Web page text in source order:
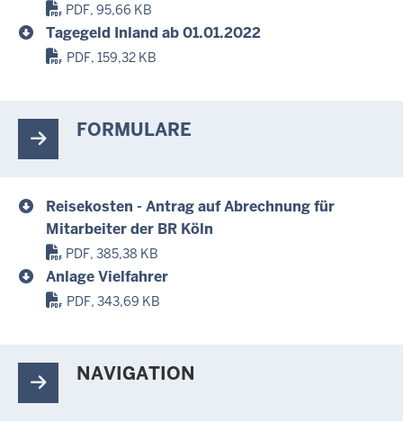
PDF, 95,66 KB
Tagegeld Inland ab 01.01.2022
PDF, 159,32 KB
FORMULARE
Reisekosten - Antrag auf Abrechnung für
Mitarbeiter der BR Köln
PDF, 385,38 KB
Anlage Vielfahrer
PDF, 343,69 KB
NAVIGATION